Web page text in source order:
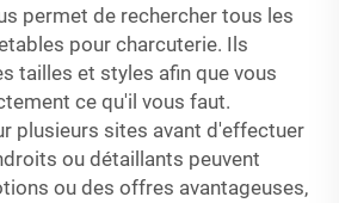
permet de rechercher tous les
pour charcuterie. Ils
tailles et styles afin que vous
ce qu'il vous faut.
plusieurs sites avant d'effectuer
ou détaillants peuvent
ou des offres avantageuses,